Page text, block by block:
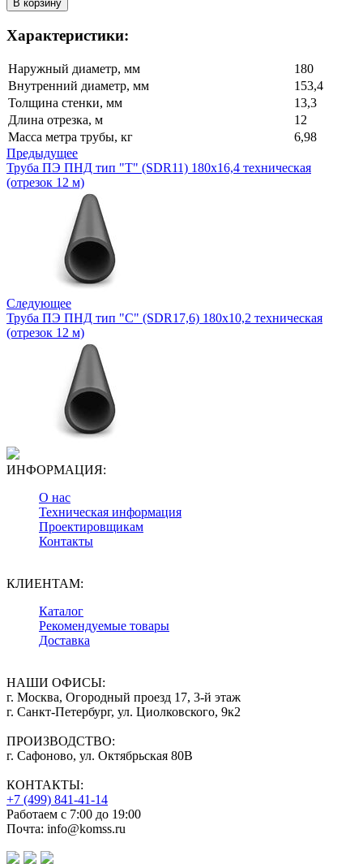
Характеристики:
Наружный диаметр, мм
180
Внутренний диаметр, мм
153,4
Толщина стенки, мм
13,3
Длина отрезка, м
12
Масса метра трубы, кг
6,98
Предыдущее
Труба ПЭ ПНД тип "Т" (SDR11) 180х16,4 техническая
(отрезок 12 м)
Следующее
Труба ПЭ ПНД тип "С" (SDR17,6) 180х10,2 техническая
(отрезок 12 м)
ИНФОРМАЦИЯ:
О нас
Техническая информация
Проектировщикам
Контакты
КЛИЕНТАМ:
Каталог
Рекомендуемые товары
Доставка
НАШИ ОФИСЫ:
г. Москва, Огородный проезд 17, 3-й этаж
г. Санкт-Петербург, ул. Циолковского, 9к2
ПРОИЗВОДСТВО:
г. Сафоново, ул. Октябрьская 80В
КОНТАКТЫ:
+7 (499) 841-41-14
Работаем с 7:00 до 19:00
Почта: info@komss.ru